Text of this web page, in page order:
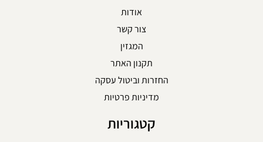
אודות
צור קשר
המגזין
תקנון האתר
החזרות וביטול עסקה
מדיניות פרטיות
קטגוריות